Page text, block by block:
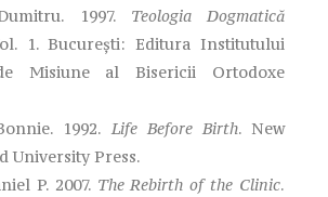
1997. Teologia Dogmatică
1. București: Editura Institutului
Misiune al Bisericii Ortodoxe
1992.Life Before Birth. New
University Press.
P. 2007. The Rebirth of the Clinic.